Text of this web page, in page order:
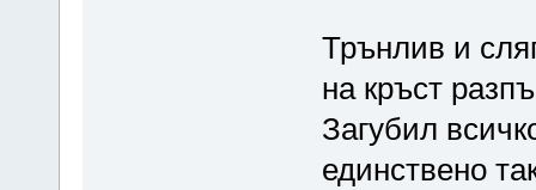
Трънлив и
на кръст
Загубил
единствено